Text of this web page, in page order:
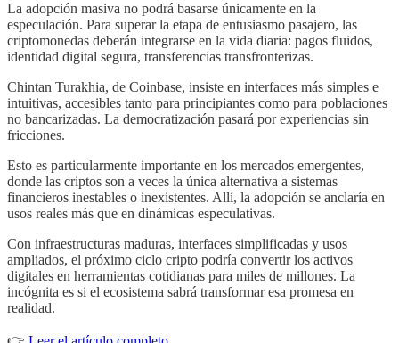
La adopción masiva no podrá basarse únicamente en la
especulación. Para superar la etapa de entusiasmo pasajero, las
criptomonedas deberán integrarse en la vida diaria: pagos fluidos,
identidad digital segura, transferencias transfronterizas.
Chintan Turakhia, de Coinbase, insiste en interfaces más simples e
intuitivas, accesibles tanto para principiantes como para poblaciones
no bancarizadas. La democratización pasará por experiencias sin
fricciones.
Esto es particularmente importante en los mercados emergentes,
donde las criptos son a veces la única alternativa a sistemas
financieros inestables o inexistentes. Allí, la adopción se anclaría en
usos reales más que en dinámicas especulativas.
Con infraestructuras maduras, interfaces simplificadas y usos
ampliados, el próximo ciclo cripto podría convertir los activos
digitales en herramientas cotidianas para miles de millones. La
incógnita es si el ecosistema sabrá transformar esa promesa en
realidad.